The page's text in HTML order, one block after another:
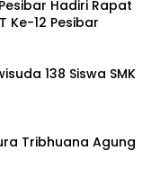
Hadiri Rapat
Ke-12 Pesibar
138 Siswa SMK
Tribhuana Agung